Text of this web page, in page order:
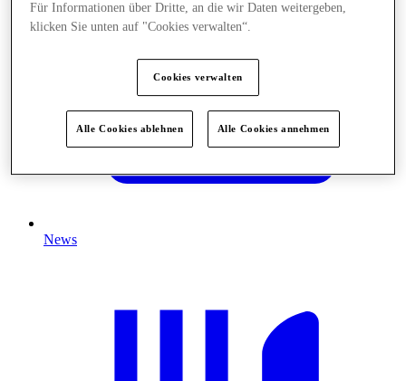
News
Für Informationen über Dritte, an die wir Daten weitergeben,
klicken Sie unten auf "Cookies verwalten“.
Cookies verwalten
Alle Cookies ablehnen Alle Cookies annehmen